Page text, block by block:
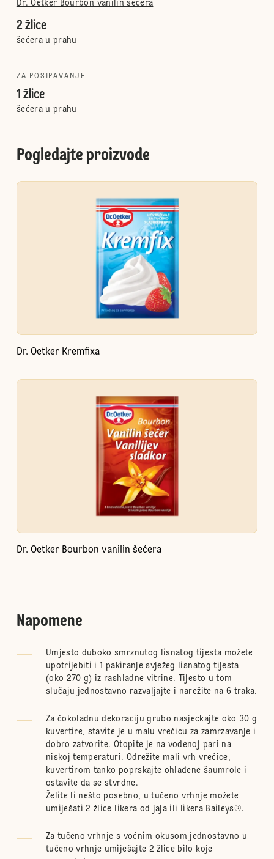
Dr. Oetker Bourbon vanilin šećera
2 žlice
šećera u prahu
ZA POSIPAVANJE
1 žlice
šećera u prahu
Pogledajte proizvode
Dr. Oetker Kremfixa
Dr. Oetker Bourbon vanilin šećera
Napomene
Umjesto duboko smrznutog lisnatog tijesta možete
upotrijebiti i 1 pakiranje svježeg lisnatog tijesta
(oko 270 g) iz rashladne vitrine. Tijesto u tom
slučaju jednostavno razvaljajte i narežite na 6 traka.
Za čokoladnu dekoraciju grubo nasjeckajte oko 30 g
kuvertire, stavite je u malu vrećicu za zamrzavanje i
dobro zatvorite. Otopite je na vodenoj pari na
niskoj temperaturi. Odrežite mali vrh vrećice,
kuvertirom tanko poprskajte ohlađene šaumrole i
ostavite da se stvrdne.
Želite li nešto posebno, u tučeno vrhnje možete
umiješati 2 žlice likera od jaja ili likera Baileys®.
Za tučeno vrhnje s voćnim okusom jednostavno u
tučeno vrhnje umiješajte 2 žlice bilo koje